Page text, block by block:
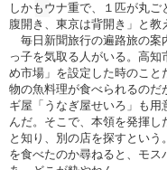
しかもウナ重で、１匹が丸
腹開き、東京は背開き」と教
毎日新聞旅行の遍路旅の案
っ子を気取る人がいる。高
め市場」を設定した時のこと
物の魚料理が食べられるのだ
ギ屋「うなぎ屋せいろ」も
んだ。そこで、本領を発揮し
と知り、別の店を探すとい
を食べたのか尋ねると、モス